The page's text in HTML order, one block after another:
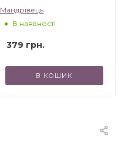
Мандрівець
В наявності
379 грн.
В КОШИК